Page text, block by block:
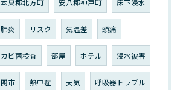
本巣郡北方町 安八郡神戸町 床下浸水
肺炎 リスク 気温差 頭痛
カビ菌検査 部屋 ホテル 浸水被害
関市 熱中症 天気 呼吸器トラブル